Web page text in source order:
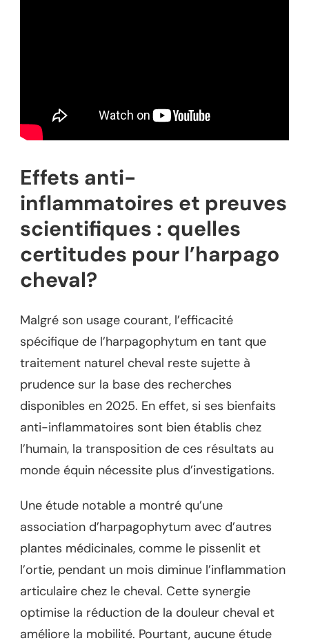
Effets anti-
inflammatoires et preuves
scientifiques : quelles
certitudes pour l’harpago
cheval?
Malgré son usage courant, l’efficacité
spécifique de l’harpagophytum en tant que
traitement naturel cheval reste sujette à
prudence sur la base des recherches
disponibles en 2025. En effet, si ses bienfaits
anti-inflammatoires sont bien établis chez
l’humain, la transposition de ces résultats au
monde équin nécessite plus d’investigations.
Une étude notable a montré qu’une
association d’harpagophytum avec d’autres
plantes médicinales, comme le pissenlit et
l’ortie, pendant un mois diminue l’inflammation
articulaire chez le cheval. Cette synergie
optimise la réduction de la douleur cheval et
améliore la mobilité. Pourtant, aucune étude